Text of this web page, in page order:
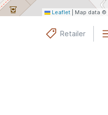
Leaflet Map data ©
Retailer